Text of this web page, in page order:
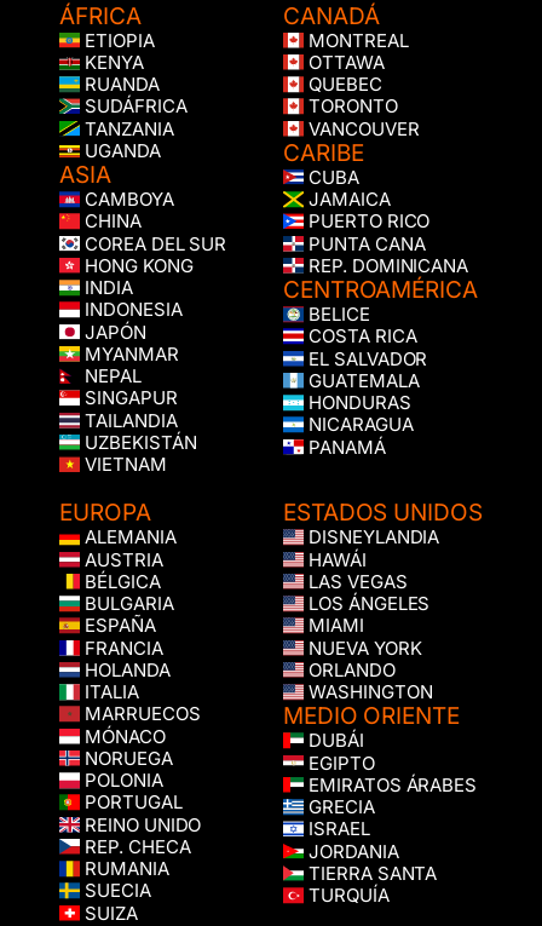
ÁFRICA
ETIOPIA
KENYA
RUANDA
SUDÁFRICA
TANZANIA
UGANDA
ASIA
CAMBOYA
CHINA
COREA DEL SUR
HONG KONG
INDIA
INDONESIA
JAPÓN
MYANMAR
NEPAL
SINGAPUR
TAILANDIA
UZBEKISTÁN
VIETNAM
CANADÁ
MONTREAL
OTTAWA
QUEBEC
TORONTO
VANCOUVER
CARIBE
CUBA
JAMAICA
PUERTO RICO
PUNTA CANA
REP. DOMINICANA
CENTROAMÉRICA
BELICE
COSTA RICA
EL SALVADOR
GUATEMALA
HONDURAS
NICARAGUA
PANAMÁ
EUROPA
ALEMANIA
AUSTRIA
BÉLGICA
BULGARIA
ESPAÑA
FRANCIA
HOLANDA
ITALIA
MARRUECOS
MÓNACO
NORUEGA
POLONIA
PORTUGAL
REINO UNIDO
REP. CHECA
RUMANIA
SUECIA
SUIZA
ESTADOS UNIDOS
DISNEYLANDIA
HAWÁI
LAS VEGAS
LOS ÁNGELES
MIAMI
NUEVA YORK
ORLANDO
WASHINGTON
MEDIO ORIENTE
DUBÁI
EGIPTO
EMIRATOS ÁRABES
GRECIA
ISRAEL
JORDANIA
TIERRA SANTA
TURQUÍA